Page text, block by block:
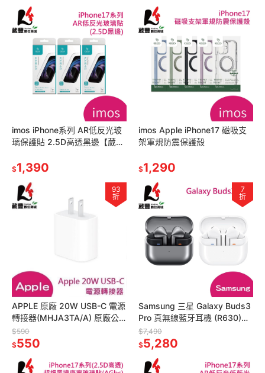
imos iPhone系列 AR低反光玻
璃保護貼 2.5D高透黑邊【葳豐
$1,390
imos Apple iPhone17 磁吸支
架軍規防震保護殼
$1,290
93
折
APPLE 原廠 20W USB-C 電源
轉接器(MHJA3TA/A) 原廠公
司貨【葳豐數位商城】
$590
$550
7
折
Samsung 三星 Galaxy Buds3
Pro 真無線藍牙耳機 (R630)
【葳豐數位商城】
$7,490
$5,280